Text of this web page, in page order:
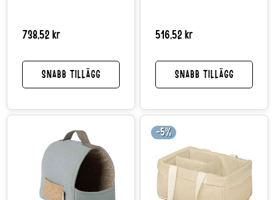
Normalpris
738,52 kr
SNABB TILLÄGG
Normalpris
516,52 kr
SNABB TILLÄGG
-5%